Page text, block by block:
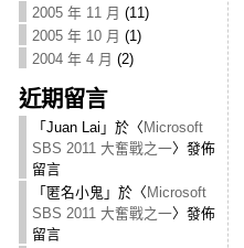
2005 年 11 月 (11)
2005 年 10 月 (1)
2004 年 4 月 (2)
近期留言
「 Juan Lai 」於〈 Microsoft
SBS 2011 大奮戰之一〉發佈
留言
「 匿名小鬼 」於〈 Microsoft
SBS 2011 大奮戰之一〉發佈
留言